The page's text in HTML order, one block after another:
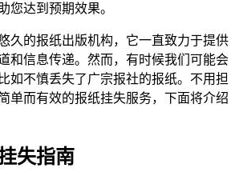
您达到预期效果。
久的报纸出版机构，它一直致力于提供
和信息传递。然而，有时候我们可能会
如不慎丢失了广宗报社的报纸。不用担
单而有效的报纸挂失服务，下面将介绍
失指南